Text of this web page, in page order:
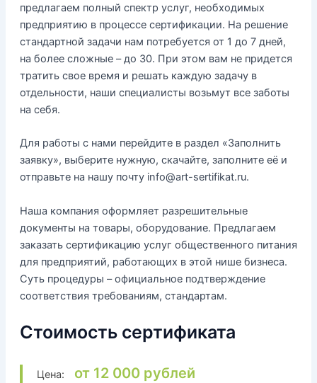
предлагаем полный спектр услуг, необходимых
предприятию в процессе сертификации. На решение
стандартной задачи нам потребуется от 1 до 7 дней,
на более сложные – до 30. При этом вам не придется
тратить свое время и решать каждую задачу в
отдельности, наши специалисты возьмут все заботы
на себя.
Для работы с нами перейдите в раздел «Заполнить
заявку», выберите нужную, скачайте, заполните её и
отправьте на нашу почту info@art-sertifikat.ru.
Наша компания оформляет разрешительные
документы на товары, оборудование. Предлагаем
заказать сертификацию услуг общественного питания
для предприятий, работающих в этой нише бизнеса.
Суть процедуры – официальное подтверждение
соответствия требованиям, стандартам.
Стоимость сертификата
Цена: от 12 000 рублей